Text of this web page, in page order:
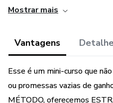
sempre o melhor, e por isso
- Uma descrição teórica
- Exemplos de venda de valor
- DEZENAS de estratégias
Mostrar mais
Vantagens
Esse é um mini-curso que
ou promessas vazias de
MÉTODO, oferecemos